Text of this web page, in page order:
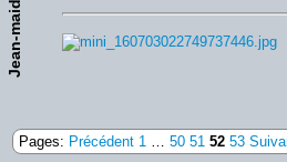
Jean-maiden
Pages: Précédent 1 50 51 52 53